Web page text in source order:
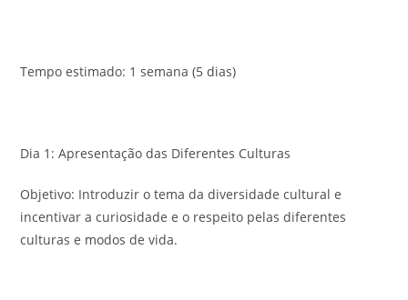
Tempo estimado: 1 semana (5 dias)
Dia 1: Apresentação das Diferentes Culturas
Objetivo: Introduzir o tema da diversidade cultural e
incentivar a curiosidade e o respeito pelas diferentes
culturas e modos de vida.